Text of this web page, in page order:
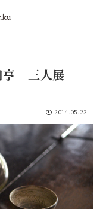
亨 三人展
2014.05.23